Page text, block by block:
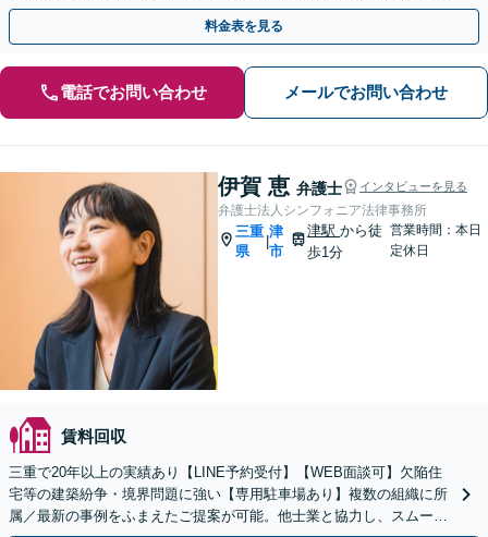
決をめざします【オンライン面談OK】
料金表を見る
電話でお問い合わせ メールでお問い合わせ
伊賀 恵 弁護士 インタビューを見る
弁護士法人シンフォニア法律事務所
三重
県
|
津
市
津駅から徒
歩1分
営業時間：本日
定休日
賃料回収
三重で20年以上の実績あり【LINE予約受付】【WEB面談可】欠陥住
宅等の建築紛争・境界問題に強い【専用駐車場あり】複数の組織に所
属／最新の事例をふまえたご提案が可能。他士業と協力し、スムーズ